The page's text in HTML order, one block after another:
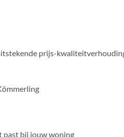
prijs-
past bij jouw woning